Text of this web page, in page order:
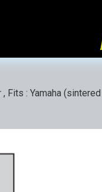
Terms and
Fits : Yamaha